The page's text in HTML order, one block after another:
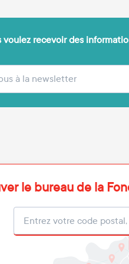
voulez recevoir des
e-mail (obligatoire)
le bureau de la
Localisation